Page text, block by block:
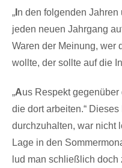
„ n den folgenden
jeden neuen Jahrgang
Waren der Meinung, wer
wollte, der sollte auf die
„Aus Respekt
die dort arbeiten.“
durchzuhalten, war nicht
Lage in den
lud man schließlich